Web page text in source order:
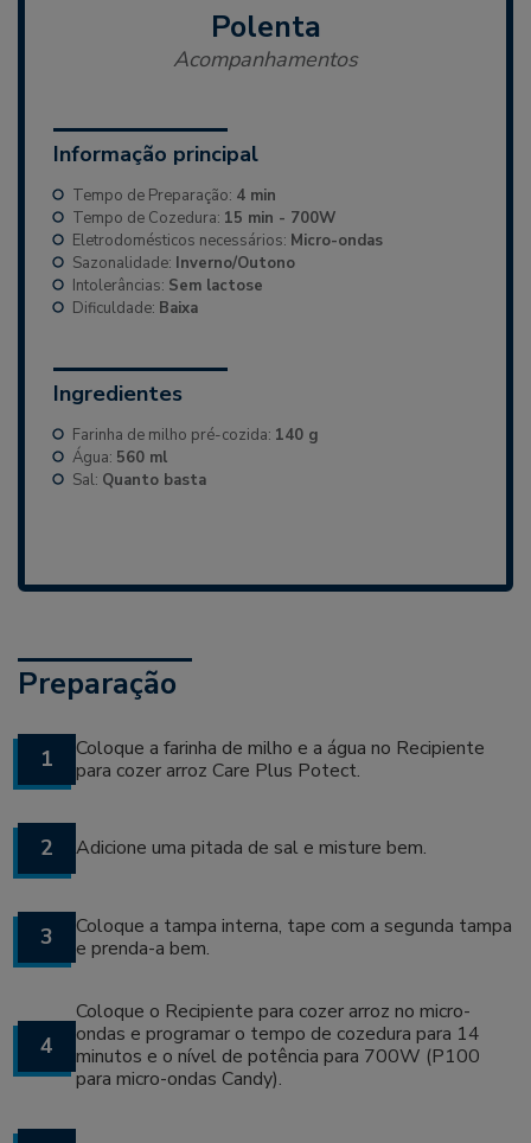
Polenta
Acompanhamentos
Informação principal
Tempo de Preparação: 4 min
Tempo de Cozedura: 15 min - 700W
Eletrodomésticos necessários: Micro-ondas
Sazonalidade: Inverno/Outono
Intolerâncias: Sem lactose
Dificuldade: Baixa
Ingredientes
Farinha de milho pré-cozida: 140 g
Água: 560 ml
Sal: Quanto basta
Preparação
1
Coloque a farinha de milho e a água no Recipiente
para cozer arroz Care Plus Potect.
2 Adicione uma pitada de sal e misture bem.
3
Coloque a tampa interna, tape com a segunda tampa
e prenda-a bem.
4
Coloque o Recipiente para cozer arroz no micro-
ondas e programar o tempo de cozedura para 14
minutos e o nível de potência para 700W (P100
para micro-ondas Candy).